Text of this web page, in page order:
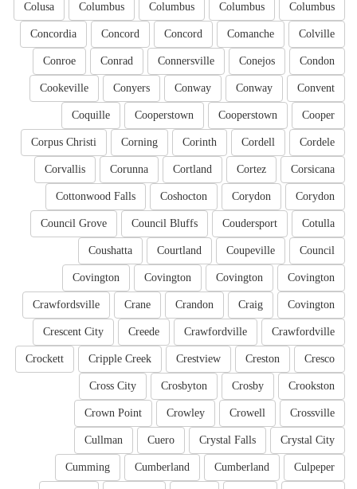
Columbus
Columbus
Columbus
Columbus
Colusa
Colville
Comanche
Concord
Concord
Concordia
Condon
Conejos
Connersville
Conrad
Conroe
Convent
Conway
Conway
Conyers
Cookeville
Cooper
Cooperstown
Cooperstown
Coquille
Cordele
Cordell
Corinth
Corning
Corpus Christi
Corsicana
Cortez
Cortland
Corunna
Corvallis
Corydon
Corydon
Coshocton
Cottonwood Falls
Cotulla
Coudersport
Council Bluffs
Council Grove
Council
Coupeville
Courtland
Coushatta
Covington
Covington
Covington
Covington
Covington
Craig
Crandon
Crane
Crawfordsville
Crawfordville
Crawfordville
Creede
Crescent City
Cresco
Creston
Crestview
Cripple Creek
Crockett
Crookston
Crosby
Crosbyton
Cross City
Crossville
Crowell
Crowley
Crown Point
Crystal City
Crystal Falls
Cuero
Cullman
Culpeper
Cumberland
Cumberland
Cumming